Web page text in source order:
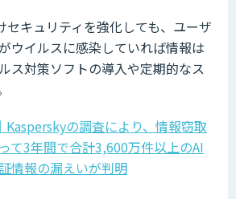
セキュリティを強化しても、ユーザ
ウイルスに感染していれば情報は
ス対策ソフトの導入や定期的なス
Kasperskyの調査により、情報窃取
て3年間で合計3,600万件以上のAI
情報の漏えいが判明